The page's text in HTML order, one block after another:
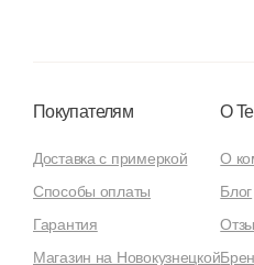
Покупателям
Доставка с примеркой
Способы оплаты
Гарантия
Магазин на Новокузнецкой
О
О
Блог